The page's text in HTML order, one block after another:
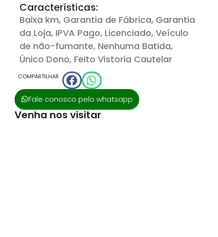
Características:
Baixa km, Garantia de Fábrica, Garantia
da Loja, IPVA Pago, Licenciado, Veículo
de não-fumante, Nenhuma Batida,
Único Dono, Feito Vistoria Cautelar
COMPARTILHAR
Fale conosco pelo whatsapp
Venha nos visitar